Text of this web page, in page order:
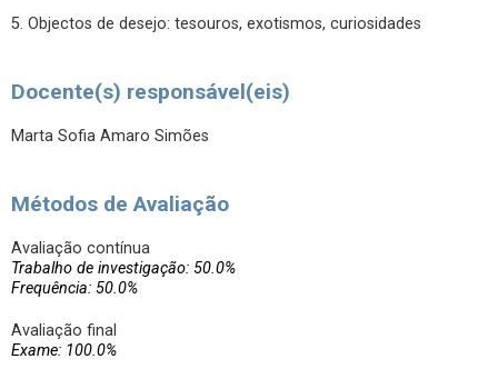
5. Objectos de desejo: tesouros, exotismos, curiosidades
Docente(s) responsável(eis)
Marta Sofia Amaro Simões
Métodos de Avaliação
Avaliação contínua
Trabalho de investigação: 50.0%
Frequência: 50.0%
Avaliação final
Exame: 100.0%